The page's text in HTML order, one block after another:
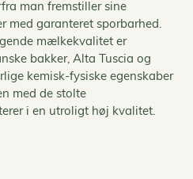
man fremstiller sine
med garanteret sporbarhed.
mælkekvalitet er
bakker, Alta Tuscia og
kemisk-fysiske egenskaber
med de stolte
i en utroligt høj kvalitet.